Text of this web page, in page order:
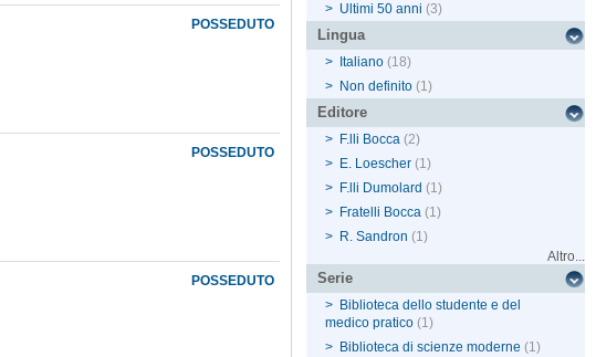
POSSEDUTO
POSSEDUTO
POSSEDUTO
> Ultimi 50 anni (3)
Lingua
> Italiano (18)
> Non definito (1)
Editore
> F.lli Bocca (2)
> E. Loescher (1)
> F.lli Dumolard (1)
> Fratelli Bocca (1)
> R. Sandron (1)
Altro...
Serie
> Biblioteca dello studente e del
medico pratico (1)
> Biblioteca di scienze moderne (1)